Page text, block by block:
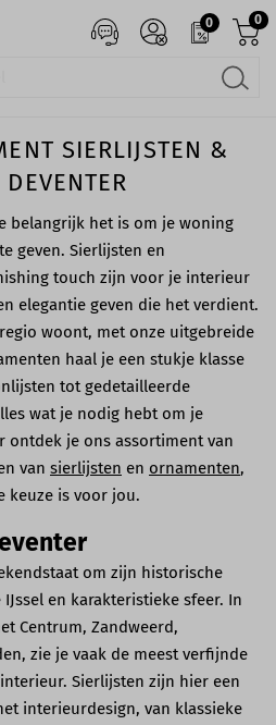
0 0
SIERLIJSTEN &
belangrijk het is om je woning
geven. Sierlijsten en
touch zijn voor je interieur
elegantie geven die het verdient.
woont, met onze uitgebreide
haal je een stukje klasse
tot gedetailleerde
wat je nodig hebt om je
ontdek je ons assortiment van
van sierlijsten en ornamenten,
keuze is voor jou.
om zijn historische
en karakteristieke sfeer. In
Centrum, Zandweerd,
zie je vaak de meest verfijnde
Sierlijsten zijn hier een
interieurdesign, van klassieke